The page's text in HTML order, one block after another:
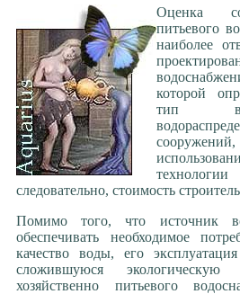
Ручное бурение скважины
ИГИ (изыскания)
Трубы: металл+пластик
Заилившиеся скважины
Ремонт артскважин
*** Водоснабжение
Обустройство скважины
Вода в загородном доме
Водоснабжение на даче
Колодцы: мифы и
Источник жизни в доме
Оцинкованные трубы
*** Вода
О питании водой всего
Оценка
питьевого
наиболее
которой
тип
следовательно, стоимость
Помимо того, что источник
обеспечивать необходимое
качество воды, его
сложившуюся экологическую
хозяйственно питьевого